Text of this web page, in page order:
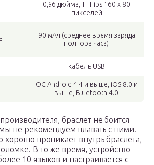
0,96 дюйма, TFT ips 160 x 80
пикселей
90 мАч (среднее время заряда
полтора часа)
кабель USB
ОС Android 4.4 и выше, iOS 8.0 и
выше, Bluetooth 4.0
браслет не боится
не рекомендуем плавать с ними.
хорошо проникает внутрь браслета,
В то же время, устройство
10 языков и настраивается с